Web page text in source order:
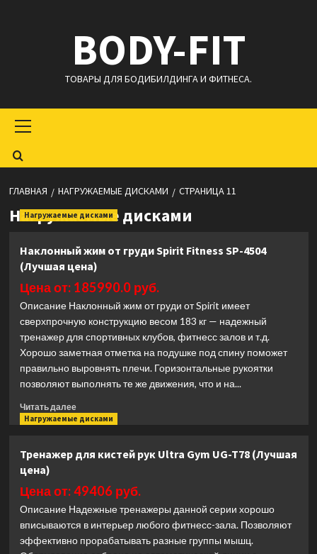
BODY-FIT
ТОВАРЫ ДЛЯ БОДИБИЛДИНГА И ФИТНЕСА.
меню
ГЛАВНАЯ НАГРУЖАЕМЫЕ ДИСКАМИ СТРАНИЦА 11
Нагружаемые дисками
Нагружаемые дисками
Наклонный жим от груди Spirit Fitness SP-4504
(Лучшая цена)
Цена от: 185990.0 руб.
Описание Наклонный жим от груди от Spirit имеет
сверхпрочную конструкцию весом 183 кг — надежный
тренажер для спортивных клубов, фитнесс залов и т.д.
Хорошо заметная отметка на подушке под спину поможет
правильно выровнять плечи. Горизонтальные рукоятки
позволяют выполнять те же движения, что и на...
Читать далееПрочитать
больше
жим
груди
Spirit
Fitness
SP-
4504
Нагружаемые дисками
Тренажер для кистей рук Ultra Gym UG-T78 (Лучшая
цена)
Цена от: 49406 руб.
Описание Надежные тренажеры данной серии хорошо
вписываются в интерьер любого фитнесс-зала. Позволяют
эффективно прорабатывать разные группы мышц.